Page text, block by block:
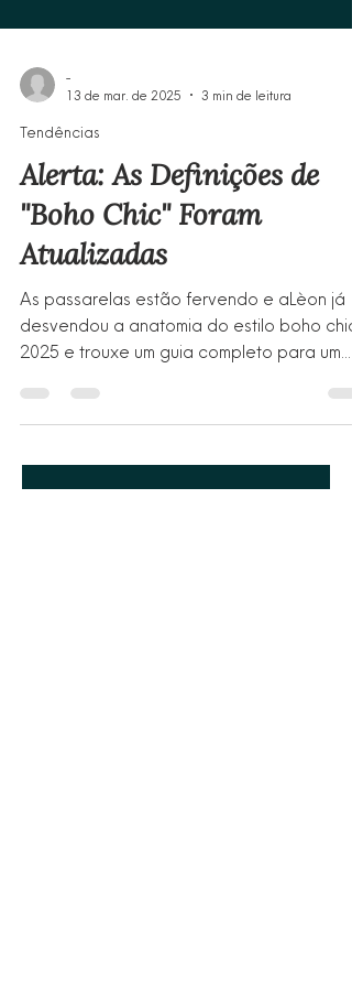
-
Tendências
Alerta: As Definições de
"Boho Chic" Foram
Atualizadas
As passarelas estão fervendo e aLèon já
2025 e trouxe um guia completo para um
boho impecável!